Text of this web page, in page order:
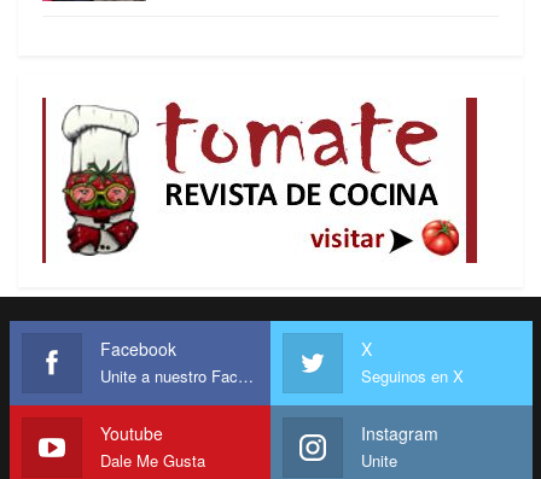
Facebook
Unite a nuestro Facebook
X
Seguinos en X
Youtube
Dale Me Gusta
Instagram
Unite